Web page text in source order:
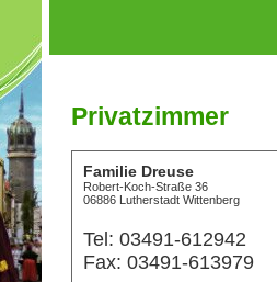
Privatzimmer
Familie Dreuse
Robert-Koch-Straße 36
06886 Lutherstadt Wittenberg
Tel: 03491-612942
Fax: 03491-613979